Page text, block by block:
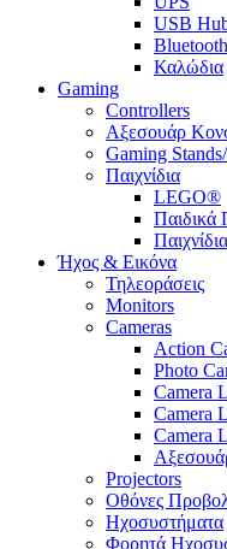
USB
Καλώδια
Gaming
Controllers
Αξεσουάρ
Gaming
Παιχνίδια
LEGO®
Παιδικά
Ήχος & Εικόνα
Τηλεοράσεις
Monitors
Cameras
Action
Photo
Camera
Camera
Camera
Projectors
Οθόνες
Ηχοσυστήματα
Φορητά